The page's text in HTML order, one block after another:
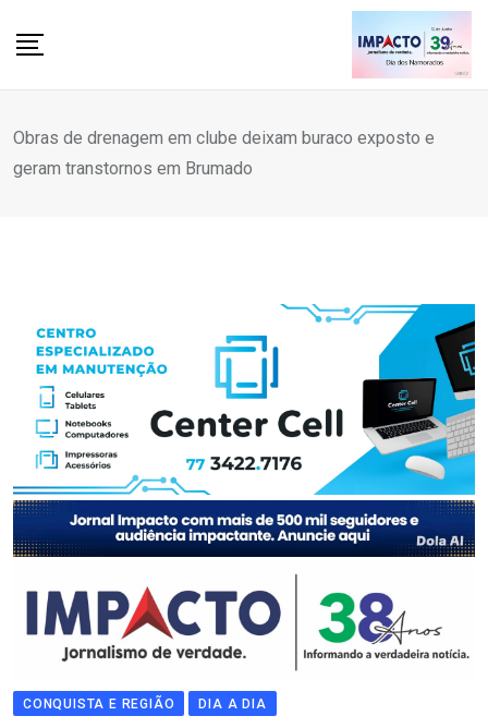
Obras de drenagem em clube deixam buraco exposto e
geram transtornos em Brumado
CONQUISTA E REGIÃO DIA A DIA